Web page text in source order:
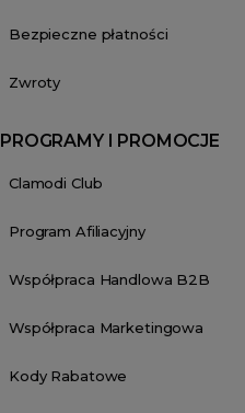
Bezpieczne płatności
Zwroty
PROGRAMY I PROMOCJE
Clamodi Club
Program Afiliacyjny
Współpraca Handlowa B2B
Współpraca Marketingowa
Kody Rabatowe